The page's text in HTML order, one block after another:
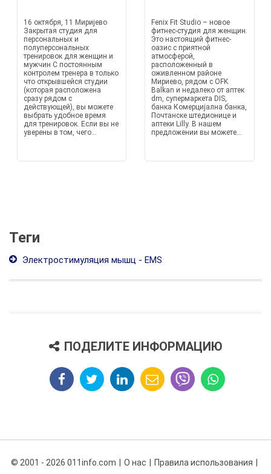
16 октября, 11 Миријево
Закрытая студия для
персональных и
полуперсональных
тренировок для женщин и
мужчин С постоянным
контролем тренера в только
что открывшейся студии
(которая расположена
сразу рядом с
действующей), вы можете
выбрать удобное время
для тренировок. Если вы не
уверены в том, чего...
Fenix Fit Studio – новое
фитнес-студия для женщин.
Это настоящий фитнес-
оазис с приятной
атмосферой,
расположенный в
оживленном районе
Мириево, рядом с OFK
Balkan и недалеко от аптек
dm, супермаркета DIS,
банка Комерцијална банка,
Почтанске штедионице и
аптеки Lilly. В нашем
предложении вы можете...
Теги
Электростимуляция мышц - EMS
ПОДЕЛИТЕ ИНФОРМАЦИЮ
© 2001 - 2026 011info.com О нас Правила использования